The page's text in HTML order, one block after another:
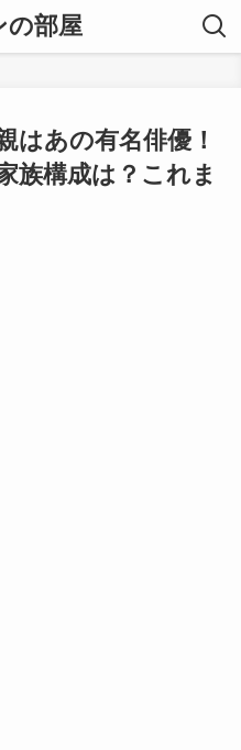
の部屋
はあの有名俳優！
族構成は？これま